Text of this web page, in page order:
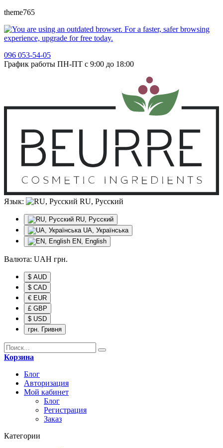
theme765
096 053-54-05
График работы ПН-ПТ с 9:00 до 18:00
Язык: RU, Русский
RU, Русский
UA, Українська
EN, English
Валюта: UAH грн.
$ AUD
$ CAD
€ EUR
£ GBP
$ USD
грн. Гривня
Корзина
Блог
Авторизация
Мой кабинет
Блог
Регистрация
Заказ
Категории